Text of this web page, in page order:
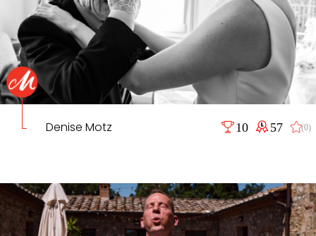
Denise Motz 10 57 (0)